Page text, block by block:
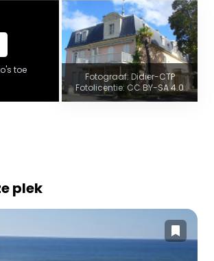
toe
Fotograaf: Didier-CTP
Fotolicentie: CC BY-SA 4.0
plek